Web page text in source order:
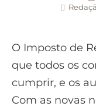
O Imposto de
que todos os
cumprir, e os
Com as novas